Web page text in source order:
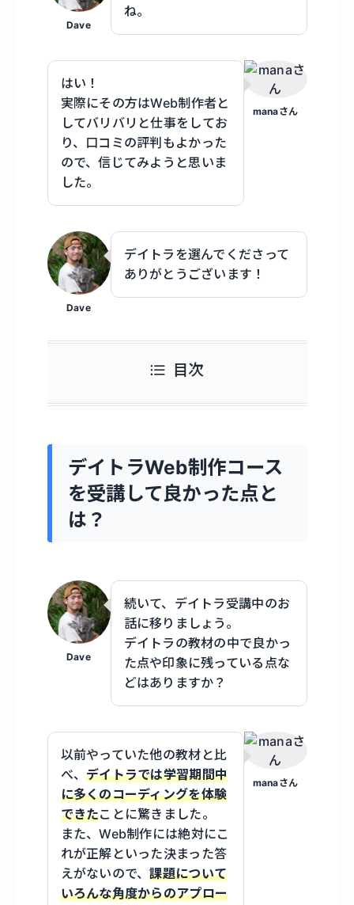
Dave
ね。
manaさん
はい！
実際にその方はWeb制作者と
してバリバリと仕事をしてお
り、口コミの評判もよかった
ので、信じてみようと思いま
した。
Dave
デイトラを選んでくださって
ありがとうございます！
目次
デイトラWeb制作コース
を受講して良かった点と
は？
Dave
続いて、デイトラ受講中のお
話に移りましょう。
デイトラの教材の中で良かっ
た点や印象に残っている点な
どはありますか？
manaさん
以前やっていた他の教材と比
べ、デイトラでは学習期間中
に多くのコーディングを体験
できたことに驚きました。
また、Web制作には絶対にこ
れが正解といった決まった答
えがないので、課題について
いろんな角度からのアプロー